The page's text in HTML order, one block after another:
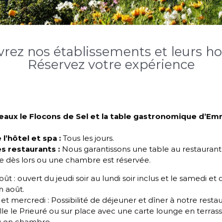
disque de pâte. Bien souder avec vos doigts.
tournante à 170°C. Dorer 2 fois en laissant
Piquer au centre et à plusieurs endroits. Cuire
à votre four). Débarrasser sur grille.
de votre côté, le chef Emmanuel Renaut
l’oublier ?) est d’
éviter de placer la fève au centre
découpe. La seconde et pour varier le plaisir :
d’un autre fruit sec. Pistache, noisette, noix, tous
sa gourmandise : en diminuant un peu la
comme des pépites de chocolat, des fruits secs ou
!
vous donnent rendez-vous dès à présent à
Muffat de Saint-Amour, de 8h à 19h pour découvrir
nos établissements et leurs
Réservez votre expérience
le Flocons de Sel et la table gastronomique
l’hôtel et spa :Tous les jours.
restaurants : Nous garantissons une table au restaurant
dès lors ou une chambre est réservée.
: ouvert du jeudi soir au lundi soir inclus et le samedi et
août.
mercredi : Possibilité de déjeuner et dîner à notre
le Prieuré ou sur place avec une carte lounge en